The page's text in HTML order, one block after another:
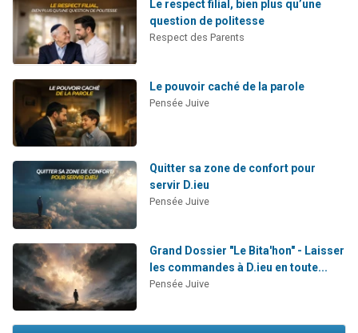
Le respect filial, bien plus qu’une
question de politesse
Respect des Parents
Le pouvoir caché de la parole
Pensée Juive
Quitter sa zone de confort pour
servir D.ieu
Pensée Juive
Grand Dossier "Le Bita'hon" - Laisser
les commandes à D.ieu en toute...
Pensée Juive